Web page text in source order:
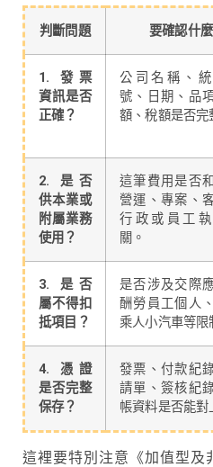
判斷問題 要確認什麼
1. 發票
資訊是否
正確？
公司名稱、
號、日期、品
額、稅額是否完
2. 是否
供本業或
附屬業務
使用？
這筆費用是否
營運、專案、
行政或員工
關。
3. 是否
屬不得扣
抵項目？
是否涉及交際
酬勞員工個人
乘人小汽車等限
4. 憑證
是否完整
保存？
發票、付款紀
請單、簽核紀
帳資料是否能對
這裡要特別注意《加值型及